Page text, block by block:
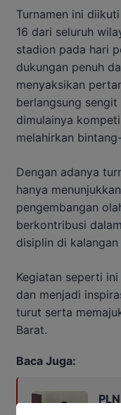
Turnamen ini
16 dari seluruh
stadion pada hari
dukungan penuh
menyaksikan
berlangsung
dimulainya
melahirkan
Dengan adanya
hanya
pengembangan
berkontribusi
disiplin di
Kegiatan seperti
dan menjadi
turut serta
Barat.
Baca Juga: